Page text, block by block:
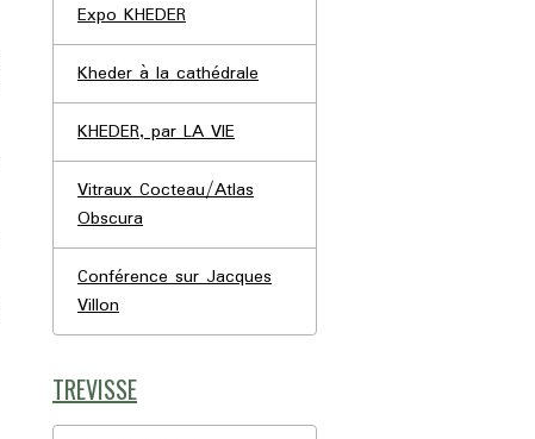
Expo KHEDER
Kheder à la cathédrale
KHEDER, par LA VIE
Vitraux Cocteau/Atlas
Obscura
Conférence sur Jacques
Villon
TREVISSE